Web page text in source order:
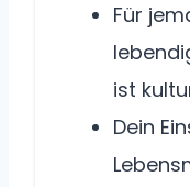
Für
ist
Dein